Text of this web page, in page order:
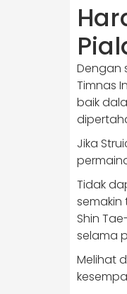
Dengan
Timnas
baik
Jika
Tidak
semakin
Shin
selama
Melihat